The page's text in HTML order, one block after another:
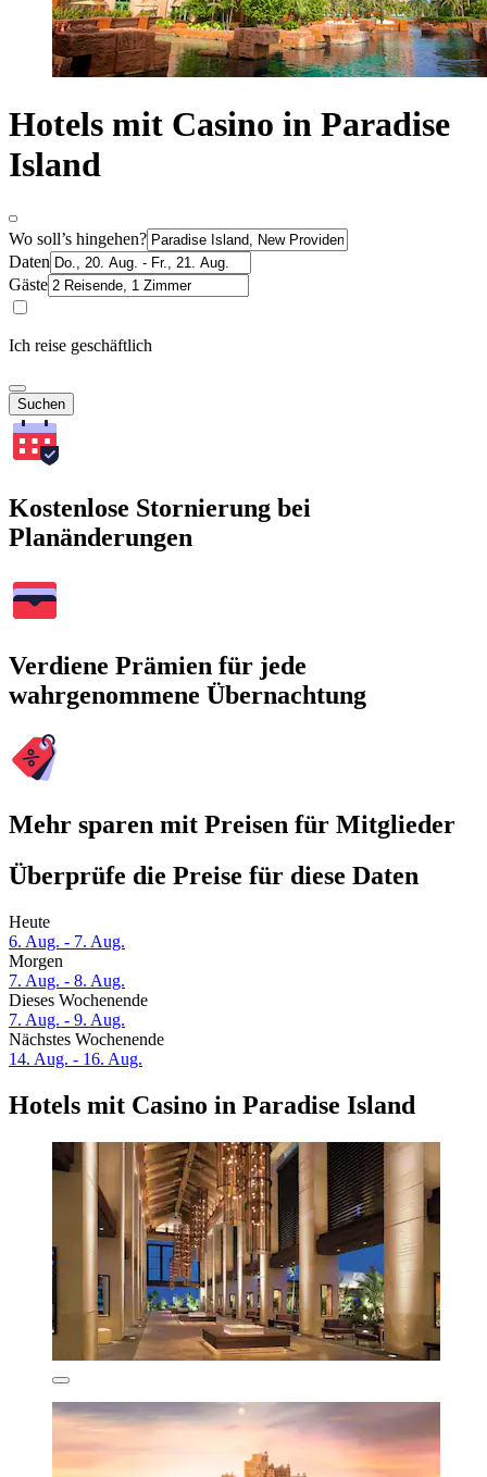
Hotels mit Casino in Paradise
Island
Wo soll’s hingehen?
Daten
Gäste
Ich reise geschäftlich
Suchen
Kostenlose Stornierung bei
Planänderungen
Verdiene Prämien für jede
wahrgenommene Übernachtung
Mehr sparen mit Preisen für Mitglieder
Überprüfe die Preise für diese Daten
Heute
6. Aug. - 7. Aug.
Morgen
7. Aug. - 8. Aug.
Dieses Wochenende
7. Aug. - 9. Aug.
Nächstes Wochenende
14. Aug. - 16. Aug.
Hotels mit Casino in Paradise Island